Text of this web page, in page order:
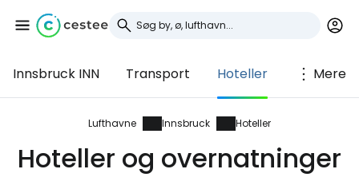
Innsbruck INN Transport Hoteller Mere
Lufthavne Innsbruck Hoteller
Hoteller og overnatninger
Log ind på Cestee
... det verdensomspændende